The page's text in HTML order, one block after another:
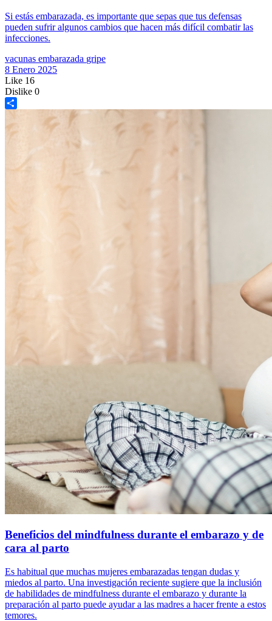
Si estás embarazada, es importante que sepas que tus defensas
pueden sufrir algunos cambios que hacen más difícil combatir las
infecciones.
vacunas embarazada gripe
8 Enero 2025
Like 16
Dislike 0
Beneficios del mindfulness durante el embarazo y de
cara al parto
Es habitual que muchas mujeres embarazadas tengan dudas y
miedos al parto. Una investigación reciente sugiere que la inclusión
de habilidades de mindfulness durante el embarazo y durante la
preparación al parto puede ayudar a las madres a hacer frente a estos
temores.